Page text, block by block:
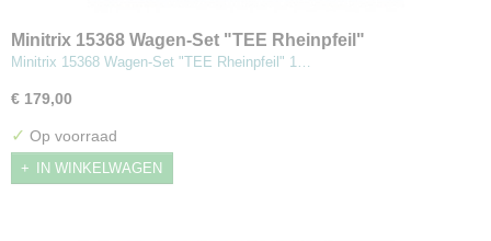
Minitrix 15368 Wagen-Set "TEE Rheinpfeil"
Minitrix 15368 Wagen-Set "TEE Rheinpfeil" 1…
€ 179,00
✓ Op voorraad
IN WINKELWAGEN